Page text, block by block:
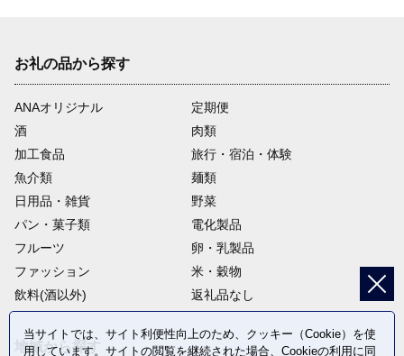
お礼の品から探す
ANAオリジナル
定期便
酒
肉類
加工食品
旅行・宿泊・体験
魚介類
麺類
日用品・雑貨
野菜
パン・菓子類
電化製品
フルーツ
卵・乳製品
ファッション
米・穀物
飲料(酒以外)
返礼品なし
地域から探す
当サイトでは、サイト利便性向上のため、クッキー（Cookie）を使
用しています。サイトの閲覧を継続された場合、Cookieの利用に同